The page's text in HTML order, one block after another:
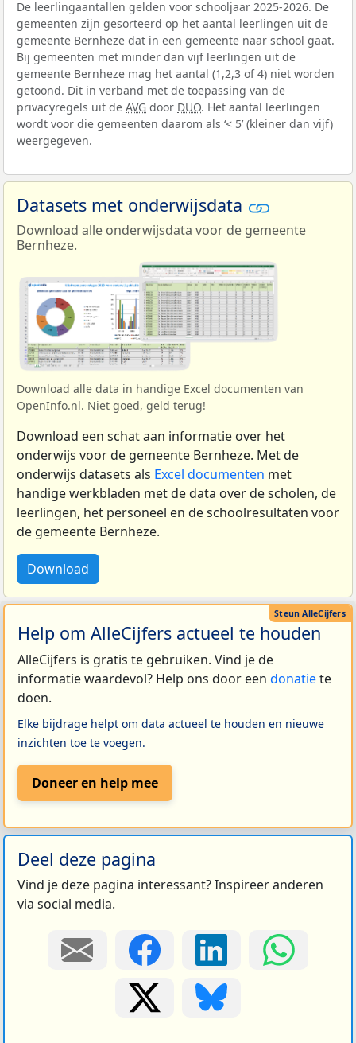
De leerlingaantallen gelden voor schooljaar 2025-2026. De
gemeenten zijn gesorteerd op het aantal leerlingen uit de
gemeente Bernheze dat in een gemeente naar school gaat.
Bij gemeenten met minder dan vijf leerlingen uit de
gemeente Bernheze mag het aantal (1,2,3 of 4) niet worden
getoond. Dit in verband met de toepassing van de
privacyregels uit de AVG door DUO. Het aantal leerlingen
wordt voor die gemeenten daarom als ‘< 5’ (kleiner dan vijf)
weergegeven.
Datasets met onderwijsdata
Download alle onderwijsdata voor de gemeente
Bernheze.
Download alle data in handige Excel documenten van
OpenInfo.nl. Niet goed, geld terug!
Download een schat aan informatie over het
onderwijs voor de gemeente Bernheze. Met de
onderwijs datasets als Excel documenten met
handige werkbladen met de data over de scholen, de
leerlingen, het personeel en de schoolresultaten voor
de gemeente Bernheze.
Download
Help om AlleCijfers actueel te houden
AlleCijfers is gratis te gebruiken. Vind je de
informatie waardevol? Help ons door een donatiete
doen.
Elke bijdrage helpt om data actueel te houden en nieuwe
inzichten toe te voegen.
Doneer en help mee
Deel deze pagina
Vind je deze pagina interessant? Inspireer anderen
via social media.